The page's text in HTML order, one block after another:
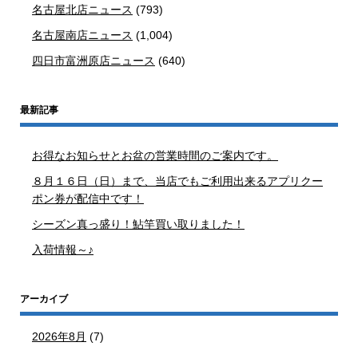
名古屋北店ニュース (793)
名古屋南店ニュース (1,004)
四日市富洲原店ニュース (640)
最新記事
お得なお知らせとお盆の営業時間のご案内です。
８月１６日（日）まで、当店でもご利用出来るアプリクー
ポン券が配信中です！
シーズン真っ盛り！鮎竿買い取りました！
入荷情報～♪
アーカイブ
2026年8月 (7)